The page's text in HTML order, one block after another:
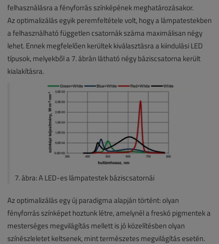
felhasználásra a fényforrás színképének meghatározásakor.
Az optimalizálás egyik peremfeltétele volt, hogy a lámpatestekben
a felhasználható független csatornák száma maximálisan négy
lehet. Ennek megfelelően kerültek kiválasztásra a kiindulási LED
típusok, melyekből a 7. ábrán látható négy báziscsatorna került
kialakításra.
7. ábra: A LED-es lámpatestek báziscsatornái
Az optimalizálás egy új paradigma alapján történt: olyan
fényforrás színképet hoztunk létre, amelynél a freskó pigmentek a
mesterséges megvilágítás mellett is jó közelítésben olyan
színészleletet keltsenek, mint természetes megvilágítás esetén.